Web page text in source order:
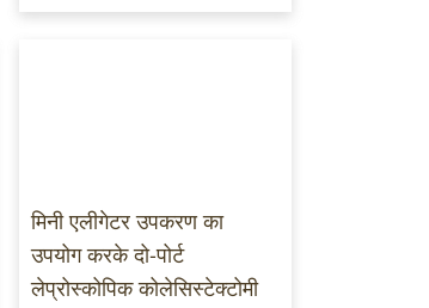
मिनी एलीगेटर उपकरण का
उपयोग करके दो-पोर्ट
लेप्रोस्कोपिक कोलेसिस्टेक्टोमी